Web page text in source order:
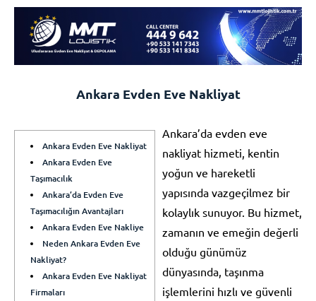
Ankara Evden Eve Nakliyat
Ankara Evden Eve Nakliyat
Ankara Evden Eve
Taşımacılık
Ankara’da Evden Eve
Taşımacılığın Avantajları
Ankara Evden Eve Nakliye
Neden Ankara Evden Eve
Nakliyat?
Ankara Evden Eve Nakliyat
Firmaları
Ankara’da evden eve
nakliyat hizmeti, kentin
yoğun ve hareketli
yapısında vazgeçilmez bir
kolaylık sunuyor. Bu hizmet,
zamanın ve emeğin değerli
olduğu günümüz
dünyasında, taşınma
işlemlerini hızlı ve güvenli